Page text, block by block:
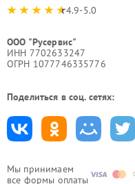
Мы принимаем
все формы оплаты
4.9-5.0
ООО "Русервис"
ИНН 7702633247
ОГРН 1077746335776
Поделиться в соц. сетях: